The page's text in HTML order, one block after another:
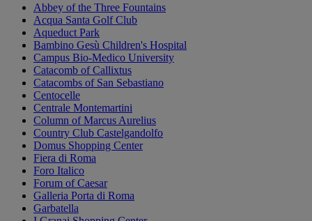
Abbey of the Three Fountains
Acqua Santa Golf Club
Aqueduct Park
Bambino Gesù Children's Hospital
Campus Bio-Medico University
Catacomb of Callixtus
Catacombs of San Sebastiano
Centocelle
Centrale Montemartini
Column of Marcus Aurelius
Country Club Castelgandolfo
Domus Shopping Center
Fiera di Roma
Foro Italico
Forum of Caesar
Galleria Porta di Roma
Garbatella